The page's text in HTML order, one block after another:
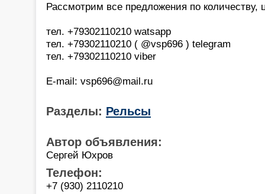
Рассмотрим все предложения по количеству,
тел. +79302110210 watsapp
тел. +79302110210 ( @vsp696 ) telegram
тел. +79302110210 viber
E-mail: vsp696@mail.ru
Разделы: Рельсы
Автор объявления:
Сергей Юхров
Телефон:
+7 (930) 2110210